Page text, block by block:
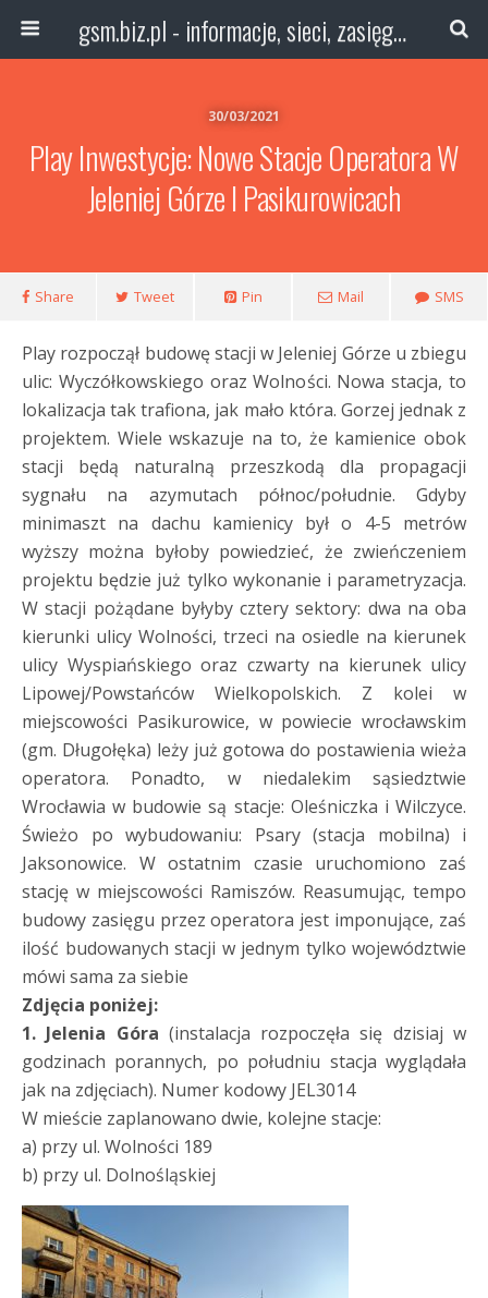
gsm.biz.pl - informacje, sieci, zasięg technologie
30/03/2021
Play Inwestycje: Nowe Stacje Operatora W
Jeleniej Górze I Pasikurowicach
Share Tweet Pin Mail SMS
Play rozpoczął budowę stacji w Jeleniej Górze u zbiegu
ulic: Wyczółkowskiego oraz Wolności. Nowa stacja, to
lokalizacja tak trafiona, jak mało która. Gorzej jednak z
projektem. Wiele wskazuje na to, że kamienice obok
stacji będą naturalną przeszkodą dla propagacji
sygnału na azymutach północ/południe. Gdyby
minimaszt na dachu kamienicy był o 4-5 metrów
wyższy można byłoby powiedzieć, że zwieńczeniem
projektu będzie już tylko wykonanie i parametryzacja.
W stacji pożądane byłyby cztery sektory: dwa na oba
kierunki ulicy Wolności, trzeci na osiedle na kierunek
ulicy Wyspiańskiego oraz czwarty na kierunek ulicy
Lipowej/Powstańców Wielkopolskich. Z kolei w
miejscowości Pasikurowice, w powiecie wrocławskim
(gm. Długołęka) leży już gotowa do postawienia wieża
operatora. Ponadto, w niedalekim sąsiedztwie
Wrocławia w budowie są stacje: Oleśniczka i Wilczyce.
Świeżo po wybudowaniu: Psary (stacja mobilna) i
Jaksonowice. W ostatnim czasie uruchomiono zaś
stację w miejscowości Ramiszów. Reasumując, tempo
budowy zasięgu przez operatora jest imponujące, zaś
ilość budowanych stacji w jednym tylko województwie
mówi sama za siebie
Zdjęcia poniżej:
1. Jelenia Góra (instalacja rozpoczęła się dzisiaj w
godzinach porannych, po południu stacja wyglądała
jak na zdjęciach). Numer kodowy JEL3014
W mieście zaplanowano dwie, kolejne stacje:
a) przy ul. Wolności 189
b) przy ul. Dolnośląskiej